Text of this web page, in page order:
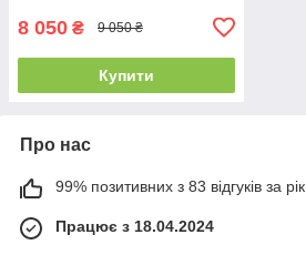
8 050 ₴ 9 050 ₴
Купити
Про нас
99% позитивних з 83 відгуків за рік
Працює з 18.04.2024